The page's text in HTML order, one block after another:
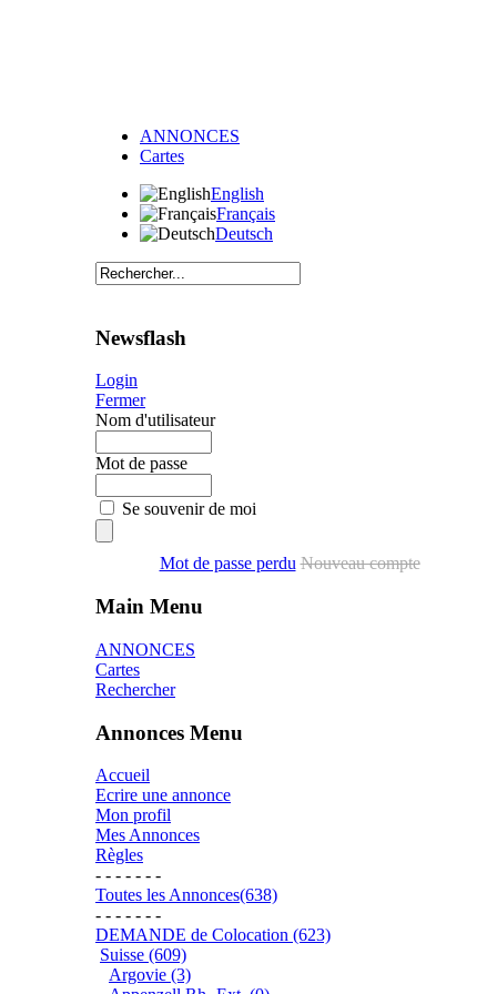
ANNONCES
Cartes
English
Français
Deutsch
Newsflash
Login
Fermer
Nom d'utilisateur
Mot de passe
Se souvenir de moi
Mot de passe perdu Nouveau compte
Main Menu
ANNONCES
Cartes
Rechercher
Annonces Menu
Accueil
Ecrire une annonce
Mon profil
Mes Annonces
Règles
- - - - - - -
Toutes les Annonces(638)
- - - - - - -
DEMANDE de Colocation (623)
Suisse (609)
Argovie (3)